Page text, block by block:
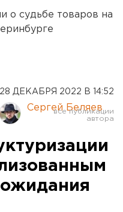
о судьбе товаров на
28 ДЕКАБРЯ 2022 В 14:52
Сергей Беляев